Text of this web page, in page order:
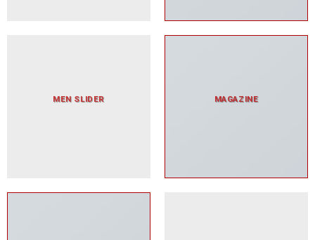
MEN SLIDER MAGAZINE